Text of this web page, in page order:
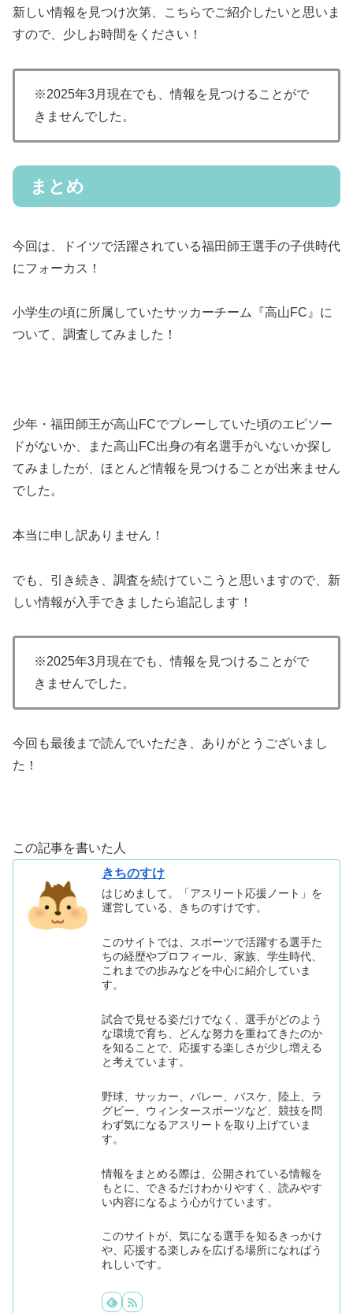
新しい情報を見つけ次第、こちらでご紹介したいと思いま
すので、少しお時間をください！
※2025年3月現在でも、情報を見つけることがで
きませんでした。
まとめ
今回は、ドイツで活躍されている福田師王選手の子供時代
にフォーカス！
小学生の頃に所属していたサッカーチーム『高山FC』に
ついて、調査してみました！
少年・福田師王が高山FCでプレーしていた頃のエピソー
ドがないか、また高山FC出身の有名選手がいないか探し
てみましたが、ほとんど情報を見つけることが出来ません
でした。
本当に申し訳ありません！
でも、引き続き、調査を続けていこうと思いますので、新
しい情報が入手できましたら追記します！
※2025年3月現在でも、情報を見つけることがで
きませんでした。
今回も最後まで読んでいただき、ありがとうございまし
た！
この記事を書いた人
きちのすけ
はじめまして。「アスリート応援ノート」を
運営している、きちのすけです。
このサイトでは、スポーツで活躍する選手た
ちの経歴やプロフィール、家族、学生時代、
これまでの歩みなどを中心に紹介していま
す。
試合で見せる姿だけでなく、選手がどのよう
な環境で育ち、どんな努力を重ねてきたのか
を知ることで、応援する楽しさが少し増える
と考えています。
野球、サッカー、バレー、バスケ、陸上、ラ
グビー、ウィンタースポーツなど、競技を問
わず気になるアスリートを取り上げていま
す。
情報をまとめる際は、公開されている情報を
もとに、できるだけわかりやすく、読みやす
い内容になるよう心がけています。
このサイトが、気になる選手を知るきっかけ
や、応援する楽しみを広げる場所になればう
れしいです。